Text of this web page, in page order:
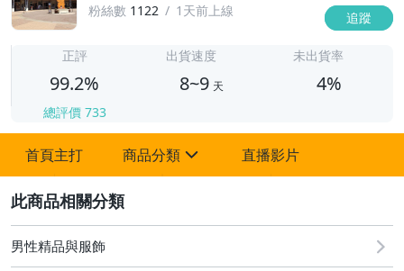
粉絲數 1122 1天前上線 追蹤
正評
99.2%
總評價 733
出貨速度
8~9 天
未出貨率
4%
首頁主打 商品分類
其它
直播影片
男性精品與服飾